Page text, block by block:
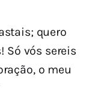
quero
Só vós sereis
o meu